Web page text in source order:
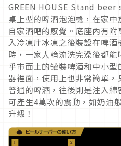
GREEN HOUSE Stand beer
桌上型的啤酒泡泡機，在家
自家酒吧的感覺。底座內有
入冷凍庫冰凍之後裝設在啤
時，一家人輪流洗完澡後都
乎市面上的罐裝啤酒和中小
器裡面，使用上也非常簡單，
普通的啤酒，往後則是注入
可產生4萬次的震動，如奶油
升級！